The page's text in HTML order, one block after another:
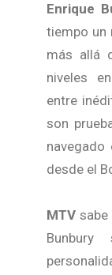
Enrique
tiempo un
más allá
niveles
entre
son
desde el
MTV sabe